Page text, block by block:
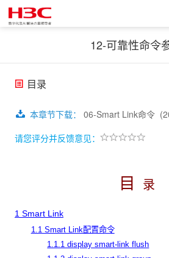
12-可靠性命令
目录
本章节下载： 06-Smart Link命令
请您评分并反馈意见：
目 录
1 Smart Link
1.1 Smart Link配置命令
1.1.1 display smart-link flush